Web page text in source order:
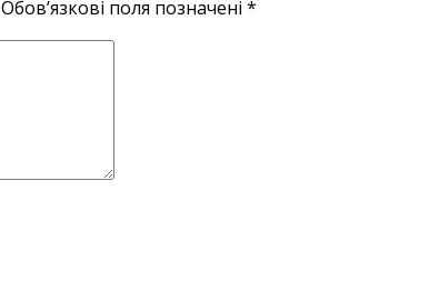
Обов’язкові поля позначені *